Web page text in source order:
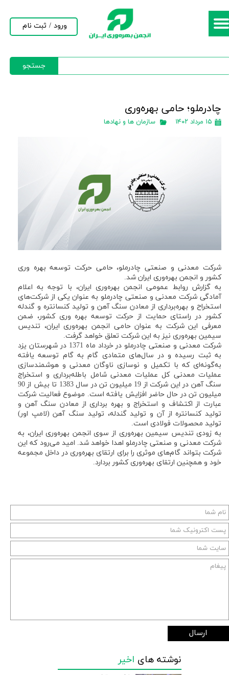
جستجو
ورود / ثبت نام
حساب کاربری من
چادرملو؛ حامی بهره‌وری
۱۵ مرداد ۱۴۰۲ سازمان ها و نهادها
شرکت معدنی و صنعتی چادرملو، حامی حركت توسعه بهره وری
كشور و انجمن بهره‌وری ایران شد.
به گزارش روابط عمومی انجمن بهره‌وری ایران، با توجه به اعلام
آمادگی شرکت معدنی و صنعتی چادرملو به عنوان یکی از شرکت‌های
استخراح و بهره‌برداری از معادن سنگ آهن و تولید کنسانتره و گندله
کشور در راستای حمایت از حركت توسعه بهره وری کشور، ضمن
معرفی این شركت به عنوان حامی انجمن بهره‌وری ایران، تندیس
سیمین بهره‌وری نیز به این شرکت تعلق خواهد گرفت.
شرکت معدنی و صنعتی چادرملو در خرداد ماه 1371 در شهرستان یزد
به ثبت رسیده و در سال‌های متمادی گام به گام توسعه یافته
به‌گونه‌ای که با تکمیل و نوسازی ناوگان معدنی و هوشمندسازی
عملیات معدنی کل عملیات معدنی شامل باطله‌برداری و استخراج
سنگ آهن در این شرکت از 19 میلیون تن در سال 1383 تا بیش از 90
میلیون تن در حال حاضر افزایش یافته است. موضوع فعالیت شرکت
عبارت از اکتشاف و استخراج و بهره برداری از معادن سنگ آهن و
تولید کنسانتره از آن و تولید گندله، تولید سنگ آهن (لامپ اور)
تولید محصولات فولادی است.
به زودی تندیس سیمین بهره‌وری از سوی انجمن بهره‌وری ایران، به
شرکت معدنی و صنعتی چادرملو اهدا خواهد شد. امید می‌رود که این
شرکت بتواند گام‌های موثری را برای ارتقای بهره‌وری در داخل مجموعه
خود و همچنین ارتقای بهره‌وری کشور بردارد.
ارسال
نوشته های اخیر